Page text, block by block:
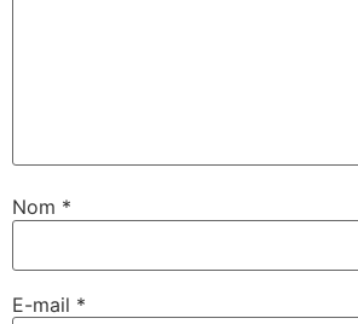
Nom *
E-mail *